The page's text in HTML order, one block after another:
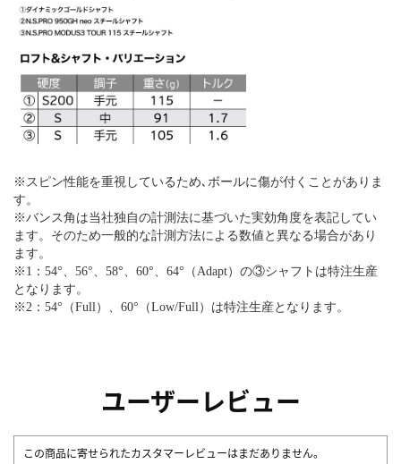
※スピン性能を重視しているため､ボールに傷が付くことがありま
す。
※バンス角は当社独自の計測法に基づいた実効角度を表記してい
ます。そのため一般的な計測方法による数値と異なる場合があり
ます。
※1：54°、56°、58°、60°、64°（Adapt）の③シャフトは特注生産
となります。
※2：54°（Full）、60°（Low/Full）は特注生産となります。
ユーザーレビュー
この商品に寄せられたカスタマーレビューはまだありません。